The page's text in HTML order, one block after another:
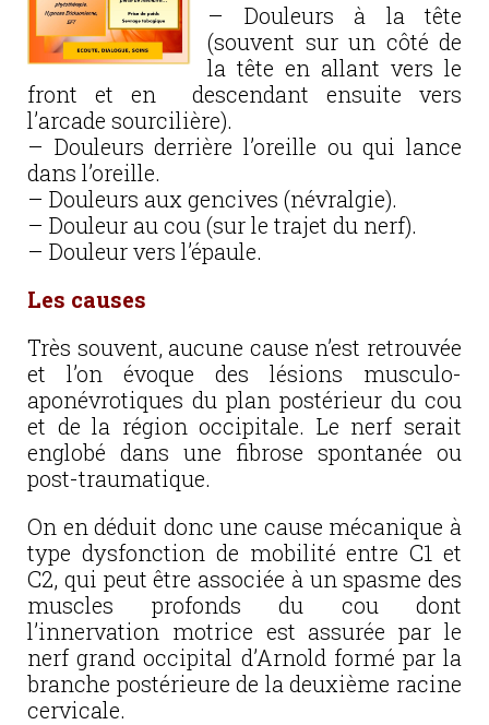
– Douleurs à la tête
(souvent sur un côté de
la tête en allant vers le
front et en descendant ensuite vers
l’arcade sourcilière).
– Douleurs derrière l’oreille ou qui lance
dans l’oreille.
– Douleurs aux gencives (névralgie).
– Douleur au cou (sur le trajet du nerf).
– Douleur vers l’épaule.
Les causes
Très souvent, aucune cause n’est retrouvée
et l’on évoque des lésions musculo-
aponévrotiques du plan postérieur du cou
et de la région occipitale. Le nerf serait
englobé dans une fibrose spontanée ou
post-traumatique.
On en déduit donc une cause mécanique à
type dysfonction de mobilité entre C1 et
C2, qui peut être associée à un spasme des
muscles profonds du cou dont
l’innervation motrice est assurée par le
nerf grand occipital d’Arnold formé par la
branche postérieure de la deuxième racine
cervicale.